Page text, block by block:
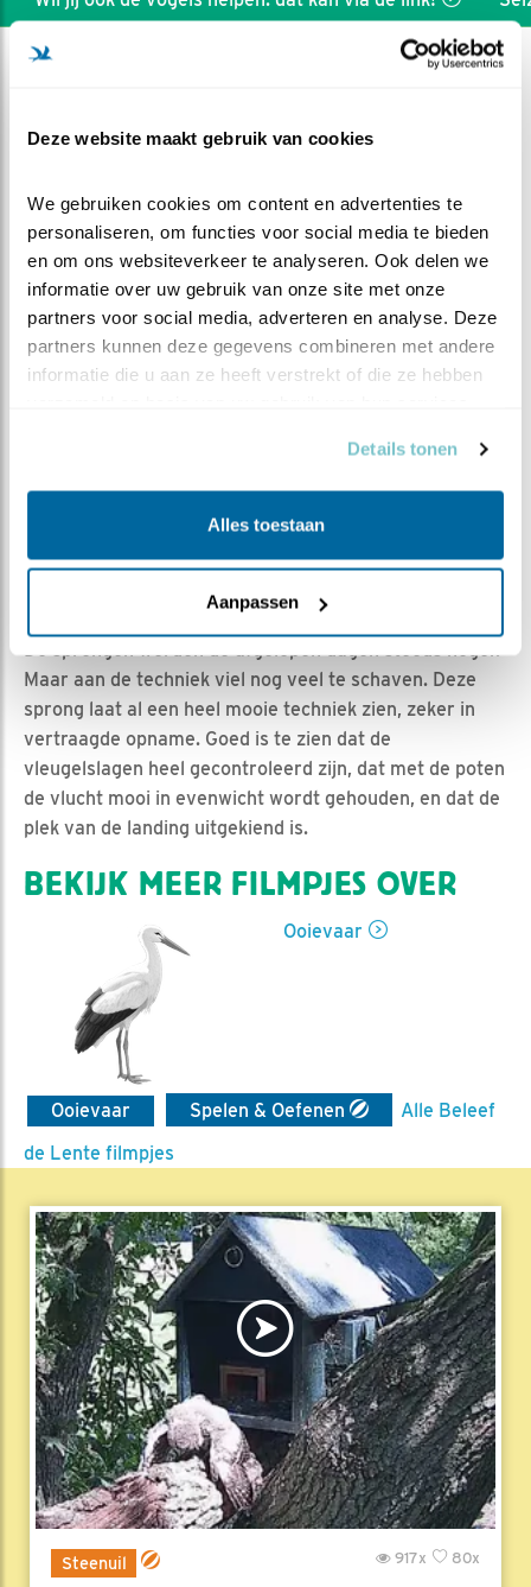
Deze website maakt gebruik van cookies
We gebruiken cookies om content en advertenties te
personaliseren, om functies voor social media te bieden
en om ons websiteverkeer te analyseren. Ook delen we
informatie over uw gebruik van onze site met onze
partners voor social media, adverteren en analyse. Deze
partners kunnen deze gegevens combineren met andere
informatie die u aan ze heeft verstrekt of die ze hebben
Details tonen
Alles toestaan
Aanpassen
Ook de techniek wordt steeds
Jan-Willem BDL | Geplaatst op 2 juli 2020, 17:23 |
Bewaar dit filmpje |
De sprongen werden de afgelopen dagen steeds hoger.
Maar aan de techniek viel nog veel te schaven. Deze
sprong laat al een heel mooie techniek zien, zeker in
vertraagde opname. Goed is te zien dat de
vleugelslagen heel gecontroleerd zijn, dat met de poten
de vlucht mooi in evenwicht wordt gehouden, en dat de
plek van de landing uitgekiend is.
BEKIJK MEER FILMPJES OVER
Ooievaar
Ooievaar Spelen & Oefenen
Alle Beleef
de Lente filmpjes
Steenuil 80x
917x